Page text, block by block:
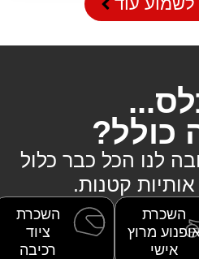
כולל?
לנו הכל כבר כלול
קטנות.
השכרת
מרוץ
אישי
השכרת
ציוד
רכיבה